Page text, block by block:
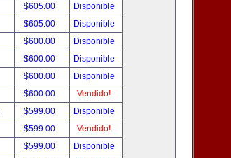
$605.00
Disponible
$605.00
Disponible
$600.00
Disponible
$600.00
Disponible
$600.00
Disponible
$600.00
Vendido!
$599.00
Disponible
$599.00
Vendido!
$599.00
Disponible